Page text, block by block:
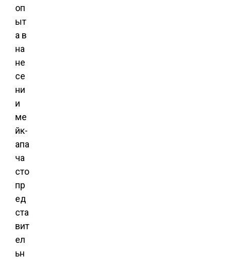
оп
ыт
а в
на
не
се
ни
и
ме
йк-
апа
ча
сто
пр
ед
ста
вит
ел
ьн